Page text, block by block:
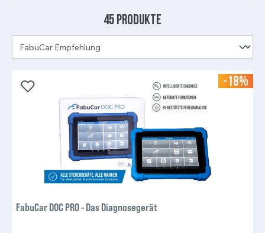
45 Produkte
-18%
FabuCar DOC PRO - Das Diagnosegerät